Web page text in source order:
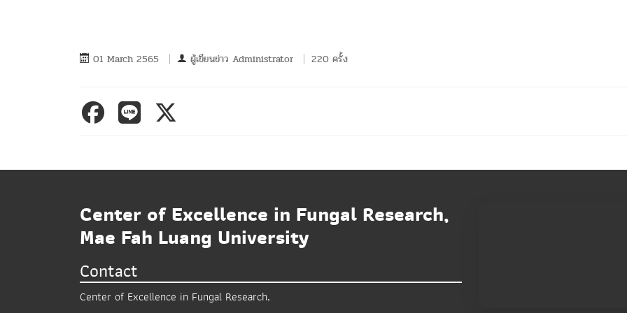
01 March 2565 ผู้เขียนข่าว Administrator 220 ครั้ง
Center of Excellence in Fungal Research,
Mae Fah Luang University
Contact
Center of Excellence in Fungal Research,